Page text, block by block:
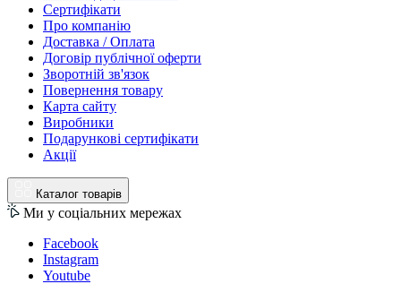
Сертифікати
Про компанію
Доставка / Оплата
Договір публічної оферти
Зворотній зв'язок
Повернення товару
Карта сайту
Виробники
Подарункові сертифікати
Акції
Каталог товарів
Ми у соціальних мережах
Facebook
Instagram
Youtube